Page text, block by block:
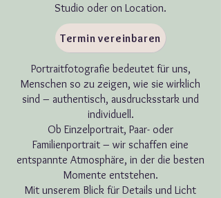
Studio oder on Location.
Portraitfotografie bedeutet für uns,
Menschen so zu zeigen, wie sie wirklich
sind – authentisch, ausdrucksstark und
individuell.
Ob Einzelportrait, Paar- oder
Familienportrait – wir schaffen eine
entspannte Atmosphäre, in der die besten
Momente entstehen.
Mit unserem Blick für Details und Licht
Termin vereinbaren